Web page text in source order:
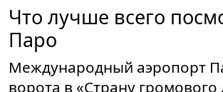
Что лучше всего
Паро
Международный аэропорт
ворота в «Страну громового